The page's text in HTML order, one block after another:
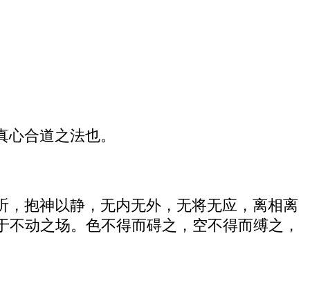
合道之法也。
抱神以静，无内无外，无将无应，离相离
动之场。色不得而碍之，空不得而缚之，